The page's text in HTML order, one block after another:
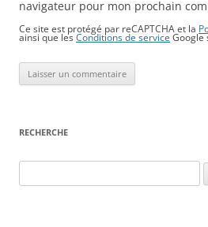
navigateur pour mon prochain
Ce site est protégé par reCAPTCHA et la
ainsi que lesConditions de service Google
RECHERCHE